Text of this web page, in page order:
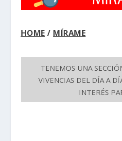
HOME / MÍRAME
TENEMOS UNA
VIVENCIAS DEL DÍA A
INTERÉS